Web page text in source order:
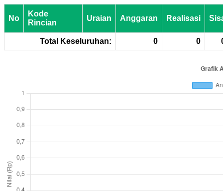
No
Kode
Rincian
Uraian Anggaran Realisasi
Total Keseluruhan: 0 0